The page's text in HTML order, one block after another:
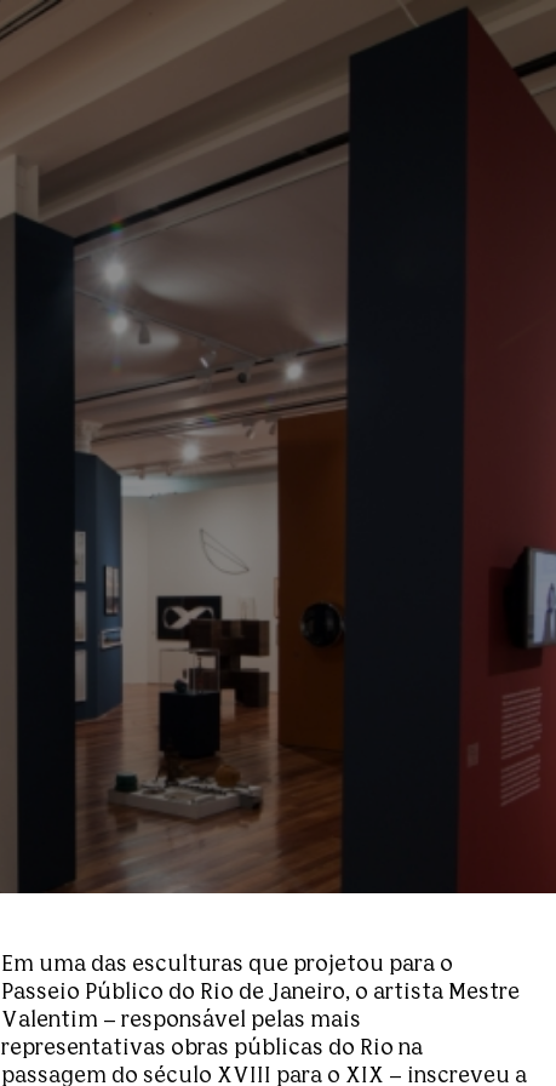
Em uma das esculturas que projetou para o
Passeio Público do Rio de Janeiro, o artista Mestre
Valentim – responsável pelas mais
representativas obras públicas do Rio na
passagem do século XVIII para o XIX – inscreveu a